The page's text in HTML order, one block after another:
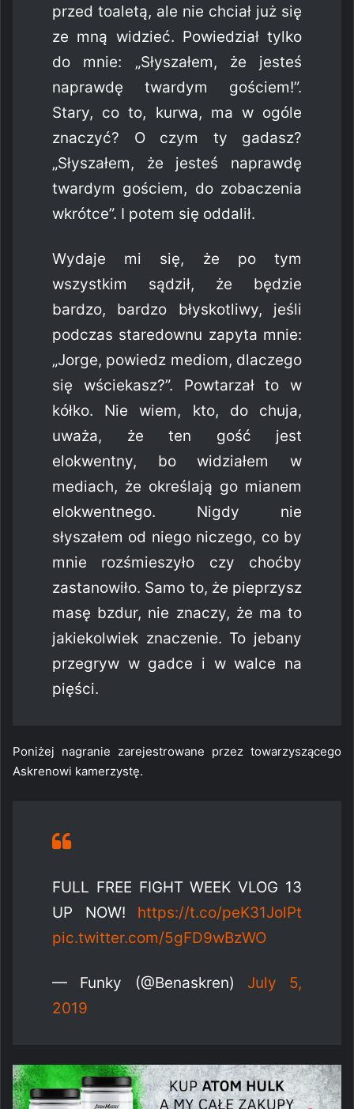
przed toaletą, ale nie chciał już się
ze mną widzieć. Powiedział tylko
do mnie: „Słyszałem, że jesteś
naprawdę twardym gościem!”.
Stary, co to, kurwa, ma w ogóle
znaczyć? O czym ty gadasz?
„Słyszałem, że jesteś naprawdę
twardym gościem, do zobaczenia
wkrótce”. I potem się oddalił.
Wydaje mi się, że po tym
wszystkim sądził, że będzie
bardzo, bardzo błyskotliwy, jeśli
podczas staredownu zapyta mnie:
„Jorge, powiedz mediom, dlaczego
się wściekasz?”. Powtarzał to w
kółko. Nie wiem, kto, do chuja,
uważa, że ten gość jest
elokwentny, bo widziałem w
mediach, że określają go mianem
elokwentnego. Nigdy nie
słyszałem od niego niczego, co by
mnie rozśmieszyło czy choćby
zastanowiło. Samo to, że pieprzysz
masę bzdur, nie znaczy, że ma to
jakiekolwiek znaczenie. To jebany
przegryw w gadce i w walce na
pięści.
Poniżej nagranie zarejestrowane przez towarzyszącego
Askrenowi kamerzystę.
FULL FREE FIGHT WEEK VLOG 13
UP NOW! https://t.co/peK31JolPt
pic.twitter.com/5gFD9wBzWO
— Funky (@Benaskren) July 5,
2019